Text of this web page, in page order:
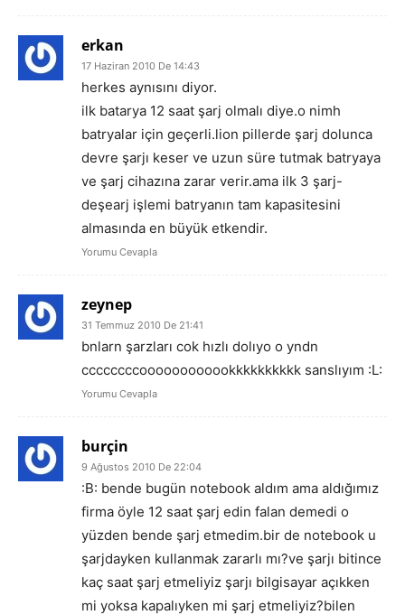
erkan
17 Haziran 2010 De 14:43
herkes aynısını diyor.
ilk batarya 12 saat şarj olmalı diye.o nimh
batryalar için geçerli.lion pillerde şarj dolunca
devre şarjı keser ve uzun süre tutmak batryaya
ve şarj cihazına zarar verir.ama ilk 3 şarj-
deşearj işlemi batryanın tam kapasitesini
almasında en büyük etkendir.
Yorumu Cevapla
zeynep
31 Temmuz 2010 De 21:41
bnlarn şarzları cok hızlı dolıyo o yndn
ccccccccoooooooooookkkkkkkkkk sanslıyım :L:
Yorumu Cevapla
burçin
9 Ağustos 2010 De 22:04
:B: bende bugün notebook aldım ama aldığımız
firma öyle 12 saat şarj edin falan demedi o
yüzden bende şarj etmedim.bir de notebook u
şarjdayken kullanmak zararlı mı?ve şarjı bitince
kaç saat şarj etmeliyiz şarjı bilgisayar açıkken
mi yoksa kapalıyken mi şarj etmeliyiz?bilen